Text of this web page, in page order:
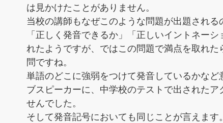
は見かけたことがありません。
当校の講師もなぜこのような問題が出題される
「正しく発音できるか」「正しいイントネー
れたようですが、ではこの問題で満点を取れ
問ですね。
単語のどこに強弱をつけて発音しているかな
ブスピーカーに、中学校のテストで出された
せんでした。
そして発音記号においても同じことが言えます。